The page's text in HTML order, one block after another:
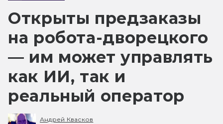
Открыты предзаказы
на робота-дворецкого
— им может управлять
как ИИ, так и
реальный оператор
Андрей Квасков